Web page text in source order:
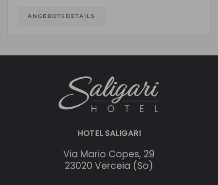
ANGEBOTSDETAILS
HOTEL SALIGARI
Via Mario Copes, 29
23020 Verceia (So)